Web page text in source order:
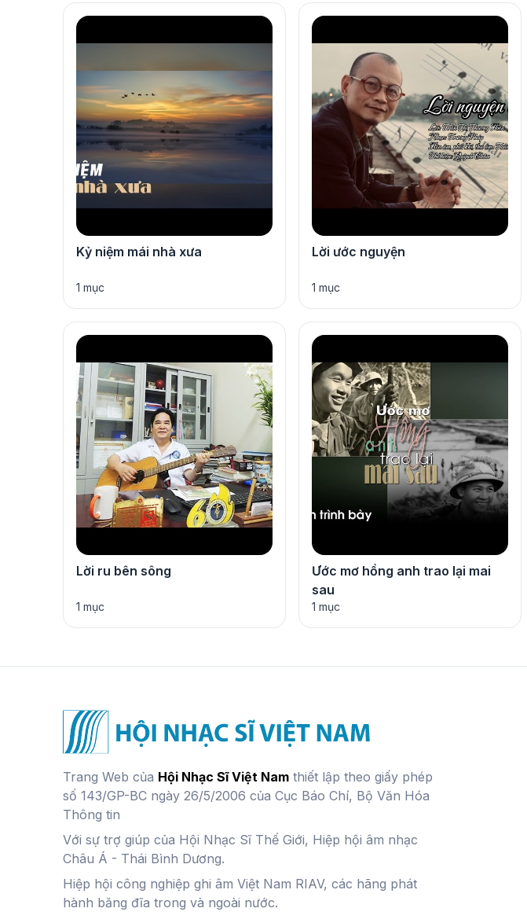
Kỷ niệm mái nhà xưa
1 mục
Lời ước nguyện
1 mục
Lời ru bên sông
1 mục
Ước mơ hồng anh trao lại mai
sau
1 mục
Trang Web của Hội Nhạc Sĩ Việt Nam thiết lập theo giấy phép
số 143/GP-BC ngày 26/5/2006 của Cục Báo Chí, Bộ Văn Hóa
Thông tin
Với sự trợ giúp của Hội Nhạc Sĩ Thế Giới, Hiệp hội âm nhạc
Châu Á - Thái Bình Dương.
Hiệp hội công nghiệp ghi âm Việt Nam RIAV, các hãng phát
hành băng đĩa trong và ngoài nước.